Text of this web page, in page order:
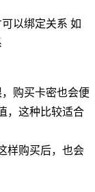
以绑定关系 如
购买卡密也会便
，这种比较适合
样购买后，也会